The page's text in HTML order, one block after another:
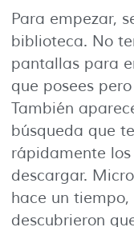
Para empezar,
biblioteca. No
pantallas para
que posees
También
búsqueda que
rápidamente
descargar.
hace un tiempo,
descubrieron